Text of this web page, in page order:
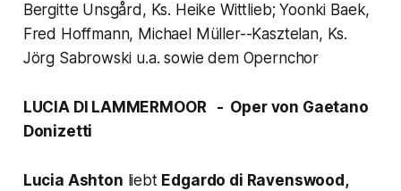
Bergitte Unsgård, Ks. Heike Wittlieb; Yoonki Baek,
Fred Hoffmann, Michael Müller--Kasztelan, Ks.
Jörg Sabrowski u.a. sowie dem Opernchor
LUCIA DI LAMMERMOOR - Oper von Gaetano
Donizetti
Lucia Ashton liebt Edgardo di Ravenswood,